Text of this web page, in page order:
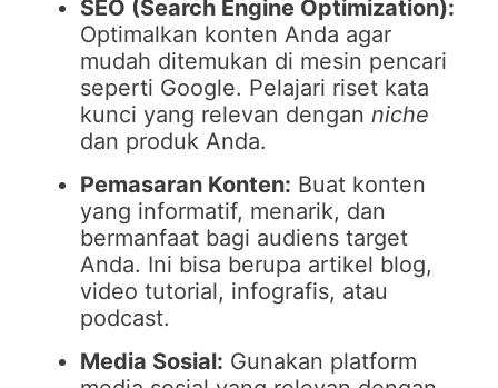
SEO (Search Engine Optimization):
Optimalkan konten Anda agar
mudah ditemukan di mesin pencari
seperti Google. Pelajari riset kata
kunci yang relevan dengan niche
dan produk Anda.
Pemasaran Konten: Buat konten
yang informatif, menarik, dan
bermanfaat bagi audiens target
Anda. Ini bisa berupa artikel blog,
video tutorial, infografis, atau
podcast.
Media Sosial: Gunakan platform